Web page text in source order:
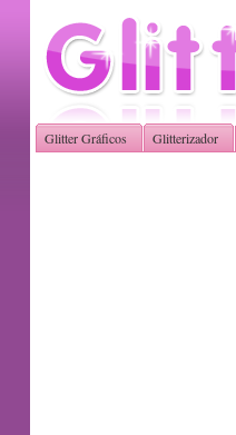
Glitter Gráficos Glitterizador